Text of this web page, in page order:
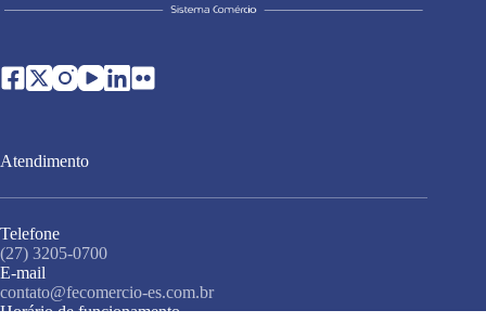
Atendimento
Telefone
(27) 3205-0700
E-mail
contato@fecomercio-es.com.br
Horário de funcionamento